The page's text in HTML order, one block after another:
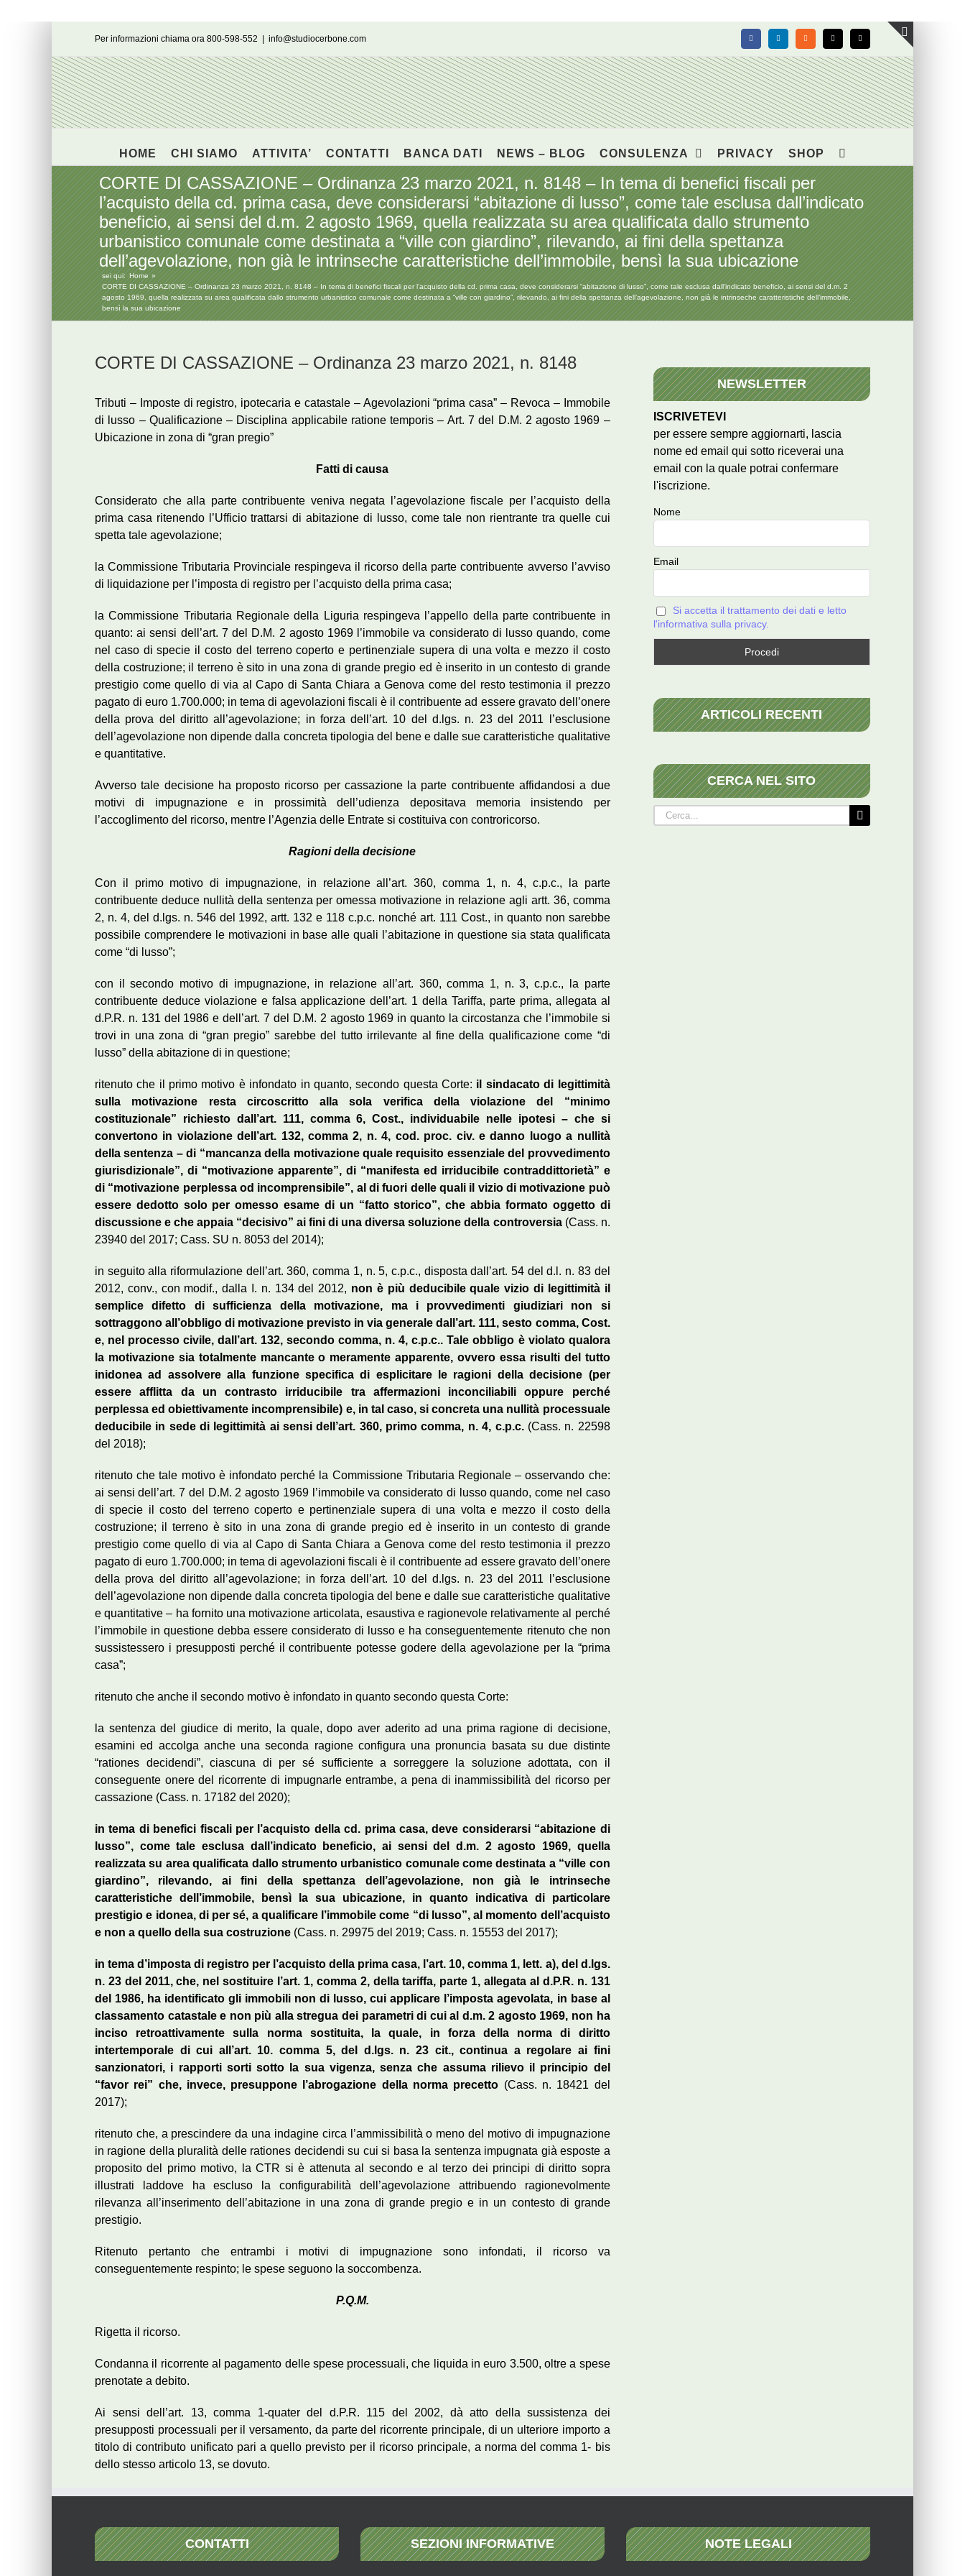
Per informazioni chiama ora 800-598-552 info@studiocerbone.com FacebookLinkedIn Rss X Email
HOME CHI SIAMO ATTIVITA’ CONTATTI BANCA DATI NEWS – BLOG CONSULENZA PRIVACY SHOP
CORTE DI CASSAZIONE – Ordinanza 23 marzo 2021, n. 8148 – In tema di benefici fiscali per
l’acquisto della cd. prima casa, deve considerarsi “abitazione di lusso”, come tale esclusa dall’indicato
beneficio, ai sensi del d.m. 2 agosto 1969, quella realizzata su area qualificata dallo strumento
urbanistico comunale come destinata a “ville con giardino”, rilevando, ai fini della spettanza
dell’agevolazione, non già le intrinseche caratteristiche dell’immobile, bensì la sua ubicazione
sei qui: Home
CORTE DI CASSAZIONE – Ordinanza 23 marzo 2021, n. 8148 – In tema di benefici fiscali per l’acquisto della cd. prima casa, deve considerarsi “abitazione di lusso”, come tale esclusa dall’indicato beneficio, ai sensi del d.m. 2
agosto 1969, quella realizzata su area qualificata dallo strumento urbanistico comunale come destinata a “ville con giardino”, rilevando, ai fini della spettanza dell’agevolazione, non già le intrinseche caratteristiche dell’immobile,
bensì la sua ubicazione
CORTE DI CASSAZIONE – Ordinanza 23 marzo 2021, n. 8148
Tributi – Imposte di registro, ipotecaria e catastale – Agevolazioni “prima casa” – Revoca – Immobile
di lusso – Qualificazione – Disciplina applicabile ratione temporis – Art. 7 del D.M. 2 agosto 1969 –
Ubicazione in zona di “gran pregio”
Fatti di causa
Considerato che alla parte contribuente veniva negata l’agevolazione fiscale per l’acquisto della
prima casa ritenendo l’Ufficio trattarsi di abitazione di lusso, come tale non rientrante tra quelle cui
spetta tale agevolazione;
la Commissione Tributaria Provinciale respingeva il ricorso della parte contribuente avverso l’avviso
di liquidazione per l’imposta di registro per l’acquisto della prima casa;
la Commissione Tributaria Regionale della Liguria respingeva l’appello della parte contribuente in
quanto: ai sensi dell’art. 7 del D.M. 2 agosto 1969 l’immobile va considerato di lusso quando, come
nel caso di specie il costo del terreno coperto e pertinenziale supera di una volta e mezzo il costo
della costruzione; il terreno è sito in una zona di grande pregio ed è inserito in un contesto di grande
prestigio come quello di via al Capo di Santa Chiara a Genova come del resto testimonia il prezzo
pagato di euro 1.700.000; in tema di agevolazioni fiscali è il contribuente ad essere gravato dell’onere
della prova del diritto all’agevolazione; in forza dell’art. 10 del d.lgs. n. 23 del 2011 l’esclusione
dell’agevolazione non dipende dalla concreta tipologia del bene e dalle sue caratteristiche qualitative
e quantitative.
Avverso tale decisione ha proposto ricorso per cassazione la parte contribuente affidandosi a due
motivi di impugnazione e in prossimità dell’udienza depositava memoria insistendo per
l’accoglimento del ricorso, mentre l’Agenzia delle Entrate si costituiva con controricorso.
Ragioni della decisione
Con il primo motivo di impugnazione, in relazione all’art. 360, comma 1, n. 4, c.p.c., la parte
contribuente deduce nullità della sentenza per omessa motivazione in relazione agli artt. 36, comma
2, n. 4, del d.lgs. n. 546 del 1992, artt. 132 e 118 c.p.c. nonché art. 111 Cost., in quanto non sarebbe
possibile comprendere le motivazioni in base alle quali l’abitazione in questione sia stata qualificata
come “di lusso”;
con il secondo motivo di impugnazione, in relazione all’art. 360, comma 1, n. 3, c.p.c., la parte
contribuente deduce violazione e falsa applicazione dell’art. 1 della Tariffa, parte prima, allegata al
d.P.R. n. 131 del 1986 e dell’art. 7 del D.M. 2 agosto 1969 in quanto la circostanza che l’immobile si
trovi in una zona di “gran pregio” sarebbe del tutto irrilevante al fine della qualificazione come “di
lusso” della abitazione di in questione;
ritenuto che il primo motivo è infondato in quanto, secondo questa Corte: il sindacato di legittimità
sulla motivazione resta circoscritto alla sola verifica della violazione del “minimo
costituzionale” richiesto dall’art. 111, comma 6, Cost., individuabile nelle ipotesi – che si
convertono in violazione dell’art. 132, comma 2, n. 4, cod. proc. civ. e danno luogo a nullità
della sentenza – di “mancanza della motivazione quale requisito essenziale del provvedimento
giurisdizionale”, di “motivazione apparente”, di “manifesta ed irriducibile contraddittorietà” e
di “motivazione perplessa od incomprensibile”, al di fuori delle quali il vizio di motivazione può
essere dedotto solo per omesso esame di un “fatto storico”, che abbia formato oggetto di
discussione e che appaia “decisivo” ai fini di una diversa soluzione della controversia(Cass. n.
23940 del 2017; Cass. SU n. 8053 del 2014);
in seguito alla riformulazione dell’art. 360, comma 1, n. 5, c.p.c., disposta dall’art. 54 del d.l. n. 83 del
2012, conv., con modif., dalla I. n. 134 del 2012, non è più deducibile quale vizio di legittimità il
semplice difetto di sufficienza della motivazione, ma i provvedimenti giudiziari non si
sottraggono all’obbligo di motivazione previsto in via generale dall’art. 111, sesto comma, Cost.
e, nel processo civile, dall’art. 132, secondo comma, n. 4, c.p.c.. Tale obbligo è violato qualora
la motivazione sia totalmente mancante o meramente apparente, ovvero essa risulti del tutto
inidonea ad assolvere alla funzione specifica di esplicitare le ragioni della decisione (per
essere afflitta da un contrasto irriducibile tra affermazioni inconciliabili oppure perché
perplessa ed obiettivamente incomprensibile) e, in tal caso, si concreta una nullità processuale
deducibile in sede di legittimità ai sensi dell’art. 360, primo comma, n. 4, c.p.c.(Cass. n. 22598
del 2018);
ritenuto che tale motivo è infondato perché la Commissione Tributaria Regionale – osservando che:
ai sensi dell’art. 7 del D.M. 2 agosto 1969 l’immobile va considerato di lusso quando, come nel caso
di specie il costo del terreno coperto e pertinenziale supera di una volta e mezzo il costo della
costruzione; il terreno è sito in una zona di grande pregio ed è inserito in un contesto di grande
prestigio come quello di via al Capo di Santa Chiara a Genova come del resto testimonia il prezzo
pagato di euro 1.700.000; in tema di agevolazioni fiscali è il contribuente ad essere gravato dell’onere
della prova del diritto all’agevolazione; in forza dell’art. 10 del d.lgs. n. 23 del 2011 l’esclusione
dell’agevolazione non dipende dalla concreta tipologia del bene e dalle sue caratteristiche qualitative
e quantitative – ha fornito una motivazione articolata, esaustiva e ragionevole relativamente al perché
l’immobile in questione debba essere considerato di lusso e ha conseguentemente ritenuto che non
sussistessero i presupposti perché il contribuente potesse godere della agevolazione per la “prima
casa”;
ritenuto che anche il secondo motivo è infondato in quanto secondo questa Corte:
la sentenza del giudice di merito, la quale, dopo aver aderito ad una prima ragione di decisione,
esamini ed accolga anche una seconda ragione configura una pronuncia basata su due distinte
“rationes decidendi”, ciascuna di per sé sufficiente a sorreggere la soluzione adottata, con il
conseguente onere del ricorrente di impugnarle entrambe, a pena di inammissibilità del ricorso per
cassazione (Cass. n. 17182 del 2020);
in tema di benefici fiscali per l’acquisto della cd. prima casa, deve considerarsi “abitazione di
lusso”, come tale esclusa dall’indicato beneficio, ai sensi del d.m. 2 agosto 1969, quella
realizzata su area qualificata dallo strumento urbanistico comunale come destinata a “ville con
giardino”, rilevando, ai fini della spettanza dell’agevolazione, non già le intrinseche
caratteristiche dell’immobile, bensì la sua ubicazione, in quanto indicativa di particolare
prestigio e idonea, di per sé, a qualificare l’immobile come “di lusso”, al momento dell’acquisto
e non a quello della sua costruzione (Cass. n. 29975 del 2019; Cass. n. 15553 del 2017);
in tema d’imposta di registro per l’acquisto della prima casa, l’art. 10, comma 1, lett. a), del d.lgs.
n. 23 del 2011, che, nel sostituire l’art. 1, comma 2, della tariffa, parte 1, allegata al d.P.R. n. 131
del 1986, ha identificato gli immobili non di lusso, cui applicare l’imposta agevolata, in base al
classamento catastale e non più alla stregua dei parametri di cui al d.m. 2 agosto 1969, non ha
inciso retroattivamente sulla norma sostituita, la quale, in forza della norma di diritto
intertemporale di cui all’art. 10. comma 5, del d.lgs. n. 23 cit., continua a regolare ai fini
sanzionatori, i rapporti sorti sotto la sua vigenza, senza che assuma rilievo il principio del
“favor rei” che, invece, presuppone l’abrogazione della norma precetto (Cass. n. 18421 del
2017);
ritenuto che, a prescindere da una indagine circa l’ammissibilità o meno del motivo di impugnazione
in ragione della pluralità delle rationes decidendi su cui si basa la sentenza impugnata già esposte a
proposito del primo motivo, la CTR si è attenuta al secondo e al terzo dei principi di diritto sopra
illustrati laddove ha escluso la configurabilità dell’agevolazione attribuendo ragionevolmente
rilevanza all’inserimento dell’abitazione in una zona di grande pregio e in un contesto di grande
prestigio.
Ritenuto pertanto che entrambi i motivi di impugnazione sono infondati, il ricorso va
conseguentemente respinto; le spese seguono la soccombenza.
P.Q.M.
Rigetta il ricorso.
Condanna il ricorrente al pagamento delle spese processuali, che liquida in euro 3.500, oltre a spese
prenotate a debito.
Ai sensi dell’art. 13, comma 1-quater del d.P.R. 115 del 2002, dà atto della sussistenza dei
presupposti processuali per il versamento, da parte del ricorrente principale, di un ulteriore importo a
titolo di contributo unificato pari a quello previsto per il ricorso principale, a norma del comma 1- bis
dello stesso articolo 13, se dovuto.
NEWSLETTER
ISCRIVETEVI
per essere sempre aggiornarti, lascia
nome ed email qui sotto riceverai una
email con la quale potrai confermare
l'iscrizione.
Nome
Email
Si accetta il trattamento dei dati e letto
l'informativa sulla privacy.
ARTICOLI RECENTI
CERCA NEL SITO
Cerca
per:
CONTATTI SEZIONI INFORMATIVE NOTE LEGALI
Toggle
area
barra
scorrevole